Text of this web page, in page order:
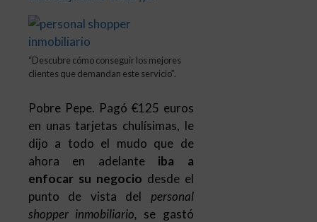
“Descubre cómo conseguir los mejores
clientes que demandan este servicio”.
Pobre Pepe. Pagó €125 euros
en unas tarjetas chulísimas, le
dijo a todo el mudo que de
ahora en adelanteiba a
enfocar su negocio desde el
punto de vista del personal
shopper inmobiliario, se gastó